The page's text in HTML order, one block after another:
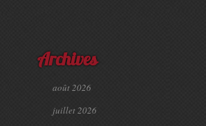
Archives
août 2026
juillet 2026